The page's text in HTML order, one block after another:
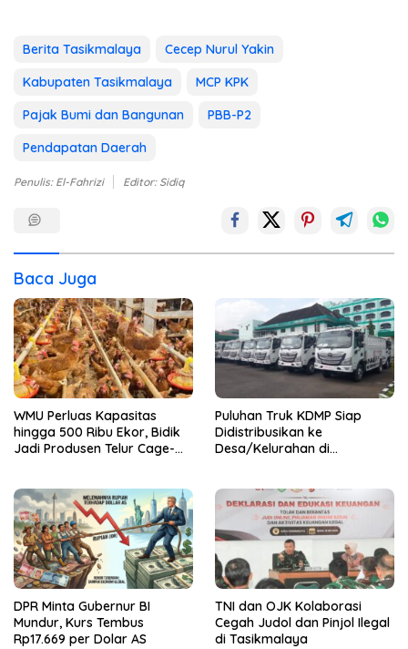
Berita Tasikmalaya
Cecep Nurul Yakin
Kabupaten Tasikmalaya
MCP KPK
Pajak Bumi dan Bangunan
PBB-P2
Pendapatan Daerah
Penulis: El-Fahrizi Editor: Sidiq
Baca Juga
WMU Perluas Kapasitas
hingga 500 Ribu Ekor, Bidik
Jadi Produsen Telur Cage-
Puluhan Truk KDMP Siap
Didistribusikan ke
Desa/Kelurahan di
DPR Minta Gubernur BI
Mundur, Kurs Tembus
Rp17.669 per Dolar AS
TNI dan OJK Kolaborasi
Cegah Judol dan Pinjol Ilegal
di Tasikmalaya